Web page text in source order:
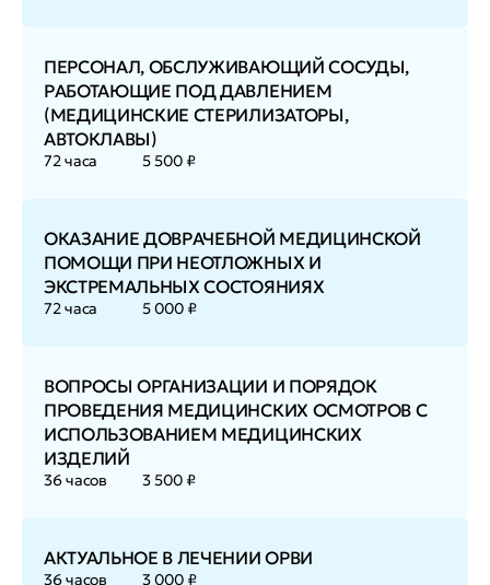
ПЕРСОНАЛ, ОБСЛУЖИВАЮЩИЙ СОСУДЫ,
РАБОТАЮЩИЕ ПОД ДАВЛЕНИЕМ
(МЕДИЦИНСКИЕ СТЕРИЛИЗАТОРЫ,
АВТОКЛАВЫ)
72 часа 5 500 ₽
ОКАЗАНИЕ ДОВРАЧЕБНОЙ МЕДИЦИНСКОЙ
ПОМОЩИ ПРИ НЕОТЛОЖНЫХ И
ЭКСТРЕМАЛЬНЫХ СОСТОЯНИЯХ
72 часа 5 000 ₽
ВОПРОСЫ ОРГАНИЗАЦИИ И ПОРЯДОК
ПРОВЕДЕНИЯ МЕДИЦИНСКИХ ОСМОТРОВ С
ИСПОЛЬЗОВАНИЕМ МЕДИЦИНСКИХ
ИЗДЕЛИЙ
36 часов 3 500 ₽
АКТУАЛЬНОЕ В ЛЕЧЕНИИ ОРВИ
36 часов 3 000 ₽